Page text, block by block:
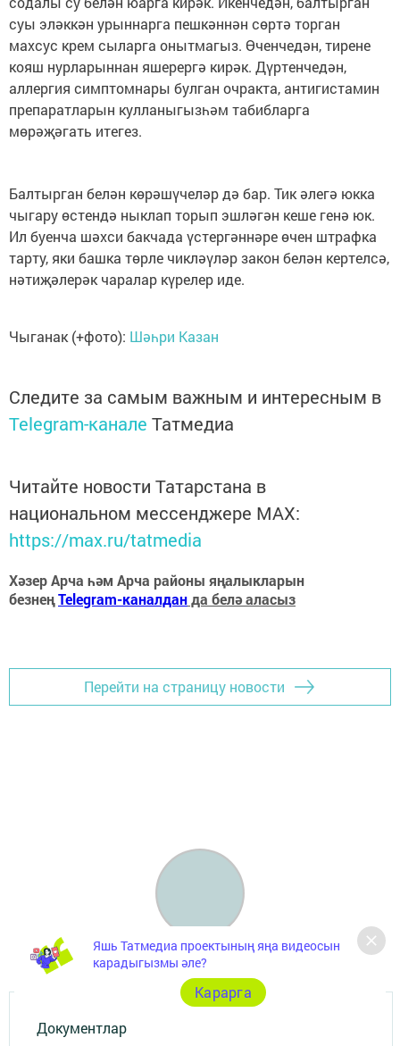
суы эләккән урыннарга пешкәннән сөртә торган
махсус крем сыларга онытмагыз. Өченчедән, тирене
кояш нурларыннан яшерергә кирәк. Дүртенчедән,
аллергия симптомнары булган очракта, антигистамин
препаратларын кулланыгызһәм табибларга
мөрәҗәгать итегез.
Балтырган белән көрәшүчеләр дә бар. Тик әлегә юкка
чыгару өстендә ныклап торып эшләгән кеше генә юк.
Ил буенча шәхси бакчада үстергәннәре өчен штрафка
тарту, яки башка төрле чикләүләр закон белән кертелсә,
нәтиҗәлерәк чаралар күрелер иде.
Чыганак (+фото): Шәһри Казан
Следите за самым важным и интересным в
Telegram-канале Татмедиа
Читайте новости Татарстана в
национальном мессенджере MАХ:
https://max.ru/tatmedia
Хәзер Арча һәм Арча районы яңалыкларын
безнеңTelegram-каналданда белә аласыз
Перейти на страницу новости
Документлар
Яшь Татмедиа проектының яңа видеосын
карадыгызмы әле?
Карарга